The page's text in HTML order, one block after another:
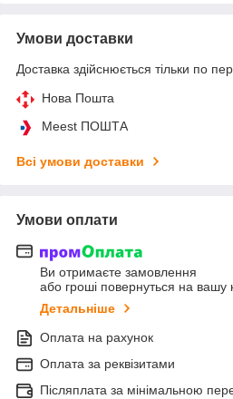
Умови доставки
Доставка здійснюється тільки по
Нова Пошта
Meest ПОШТА
Всі умови доставки
Умови оплати
Ви отримаєте замовлення
або гроші повернуться на вашу
Детальніше
Оплата на рахунок
Оплата за реквізитами
Післяплата за мінімальною